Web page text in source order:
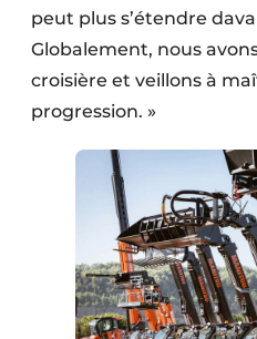
peut plus s’étendre
Globalement, nous
croisière et veillons à
progression. »